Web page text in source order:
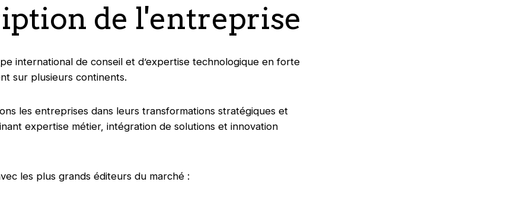
de l'entreprise
international de conseil et d’expertise technologique en forte
sur plusieurs continents.
les entreprises dans leurs transformations stratégiques et
expertise métier, intégration de solutions et innovation
les plus grands éditeurs du marché :